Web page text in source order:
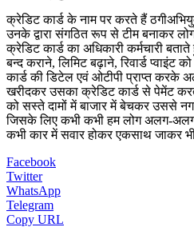
क्रेडिट कार्ड के नाम पर करते हैं
उनके द्वारा संगठित रूप से टीम बनाकर
क्रेडिट कार्ड का अधिकारी कर्मचारी
बन्द कराने, लिमिट बढ़ाने, रिवार्ड
कार्ड की डिटेल एवं ओटीपी प्राप्त करके
खरीदकर उसका क्रेडिट कार्ड से पेमेंट
को सस्ते दामों में बाजार में बेचकर उससे
जिसके लिए कभी कभी हम लोग अलग-
कभी कार में सवार होकर एकसाथ जाकर
Facebook
Twitter
WhatsApp
Telegram
Copy URL